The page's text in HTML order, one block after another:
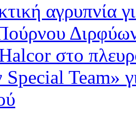
αγρυπνία
στο
Team»